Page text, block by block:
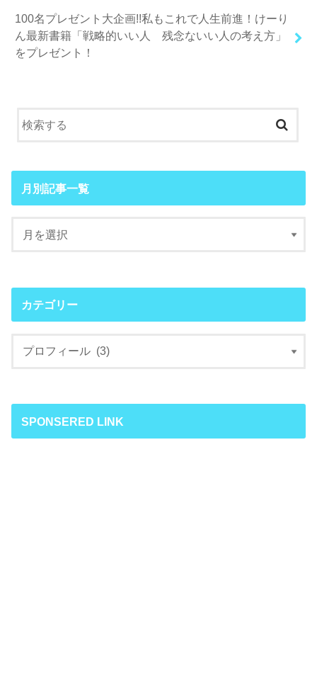
100名プレゼント大企画!!私もこれで人生前進！けーり
ん最新書籍「戦略的いい人 残念ないい人の考え方」
をプレゼント！
月別記事一覧
カテゴリー
SPONSERED LINK